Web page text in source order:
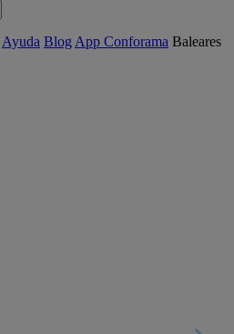
Ayuda Blog App Conforama Baleares